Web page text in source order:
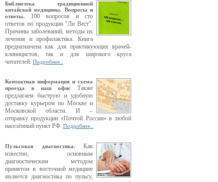
Библиотека традиционной
китайской медицины. Вопросы и
ответы.
100 вопросов и сто
ответов по продукции "Ли Вест".
Причины заболеваний, методы их
лечения и профилактика. Книга
предназначена как для практикующих врачей-
клиницистов, так и для широкого круга
читателей. Подробнее..
Контактная информация и схема
проезда в наш офис Также
предлагаем быструю и удобную
доставку курьером по Москве и
Московской области. И –
отправку продукции «Почтой России» в любой
населённый пункт РФ. Подробнее..
Пульсовая диагностика.
Как
известно, основным
диагностическим методом
принятом в восточной медицине
является диагностика по пульсу,